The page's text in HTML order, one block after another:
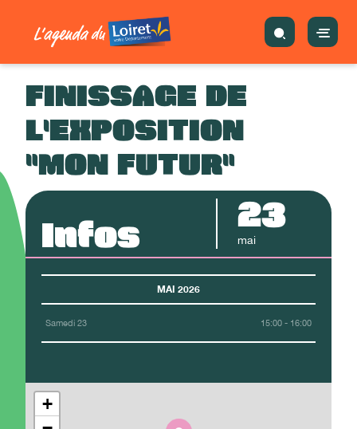
FINISSAGE DE
L'EXPOSITION
"MON FUTUR"
Infos 23
mai
MAI 2026
Samedi 23 15:00 - 16:00
+